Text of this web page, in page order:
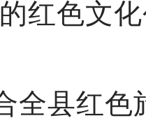
红色文
全县红色